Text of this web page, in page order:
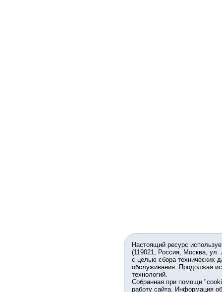
Настоящий ресурс
(119021, Россия, Москва,
с целью сбора технических
обслуживания. Продолжая
технологий.
Собранная при помощи
работу сайта. Информация